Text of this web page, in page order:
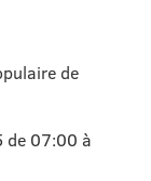
de
de 07:00 à